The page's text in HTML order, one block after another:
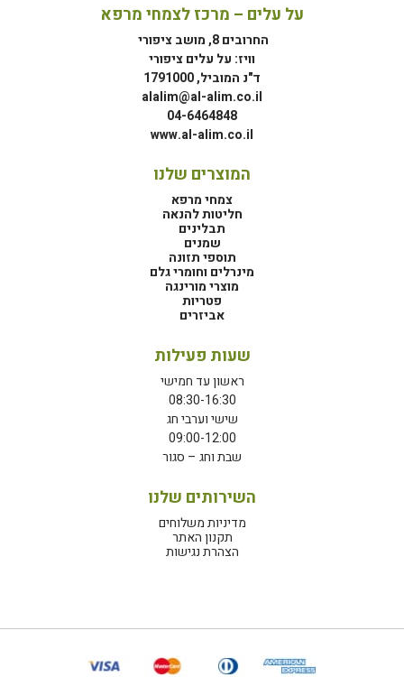
על עלים – מרכז לצמחי מרפא
החרובים 8, מושב ציפורי
וויז: על עלים ציפורי
ד"נ המוביל, 1791000
alalim@al-alim.co.il
04-6464848
www.al-alim.co.il
המוצרים שלנו
צמחי מרפא
חליטות להנאה
תבלינים
שמנים
תוספי תזונה
מינרלים וחומרי גלם
מוצרי מורינגה
פטריות
אביזרים
שעות פעילות
ראשון עד חמישי
08:30-16:30
שישי וערבי חג
09:00-12:00
שבת וחג – סגור
השירותים שלנו
מדיניות משלוחים
תקנון האתר
הצהרת נגישות